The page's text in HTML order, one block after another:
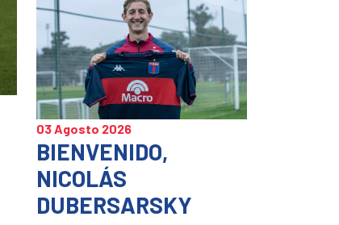
03 Agosto 2026
BIENVENIDO,
NICOLÁS
DUBERSARSKY